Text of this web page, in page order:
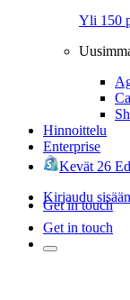
Yli 150
Hinnoittelu
Enterprise
Kevät 26
Kirjaudu sisään
Get in touch
Get in touch